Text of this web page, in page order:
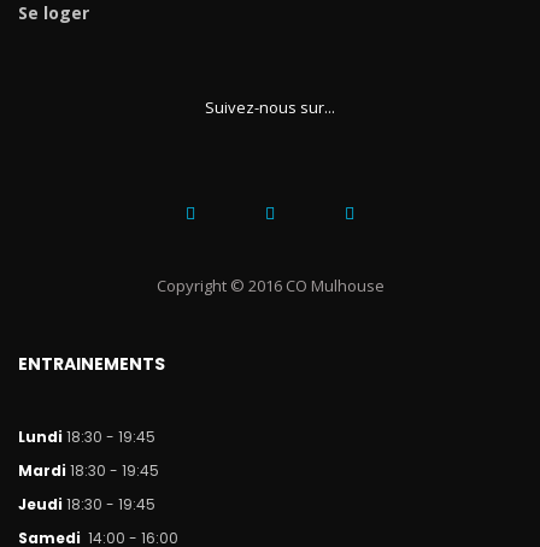
Se loger
Suivez-nous sur...
Copyright © 2016 CO Mulhouse
ENTRAINEMENTS
Lundi 18:30 - 19:45
Mardi 18:30 - 19:45
Jeudi 18:30 - 19:45
Samedi 14:00 - 16:00